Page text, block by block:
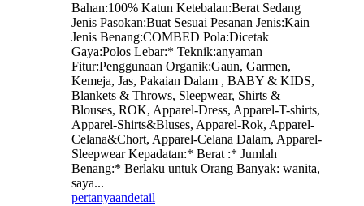
Bahan:100% Katun Ketebalan:Berat Sedang
Jenis Pasokan:Buat Sesuai Pesanan Jenis:Kain
Jenis Benang:COMBED Pola:Dicetak
Gaya:Polos Lebar:* Teknik:anyaman
Fitur:Penggunaan Organik:Gaun, Garmen,
Kemeja, Jas, Pakaian Dalam , BABY & KIDS,
Blankets & Throws, Sleepwear, Shirts &
Blouses, ROK, Apparel-Dress, Apparel-T-shirts,
Apparel-Shirts&Bluses, Apparel-Rok, Apparel-
Celana&Chort, Apparel-Celana Dalam, Apparel-
Sleepwear Kepadatan:* Berat :* Jumlah
Benang:* Berlaku untuk Orang Banyak: wanita,
saya...
pertanyaandetail